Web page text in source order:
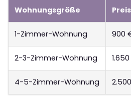
Wohnungsgröße
1-Zimmer-Wohnung 900
2-3-Zimmer-Wohnung
4-5-Zimmer-Wohnung